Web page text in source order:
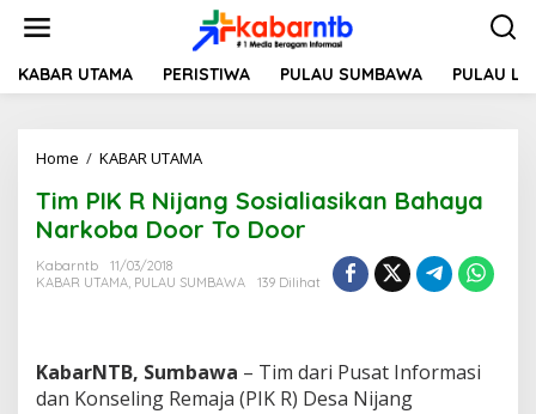
t
KABAR UTAMA PERISTIWA PULAU SUMBAWA PULAU
Home / KABAR UTAMA
m
P
R
a
n
Tim PIK R Nijang Sosialiasikan Bahaya
Narkoba Door To Door
Kabarntb
11/03/2018
KABAR UTAMA, PULAU SUMBAWA 139 Dilihat
KabarNTB, Sumbawa – Tim dari Pusat Informasi
dan Konseling Remaja (PIK R) Desa Nijang